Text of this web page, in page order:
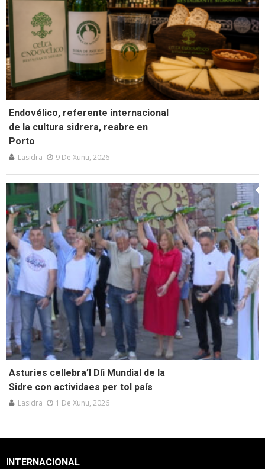
Endovélico, referente internacional
de la cultura sidrera, reabre en
Porto
Lasidra 9 De Xunu, 2026
Asturies cellebra’l Díi Mundial de la
Sidre con actividaes per tol país
Lasidra 1 De Xunu, 2026
INTERNACIONAL